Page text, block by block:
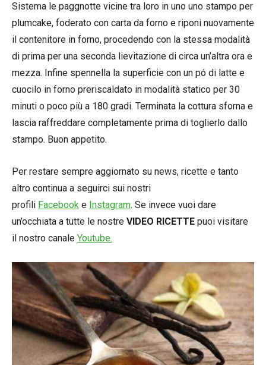
Sistema le paggnotte vicine tra loro in uno uno stampo per
plumcake, foderato con carta da forno e riponi nuovamente
il contenitore in forno, procedendo con la stessa modalità
di prima per una seconda lievitazione di circa un’altra ora e
mezza. Infine spennella la superficie con un pó di latte e
cuocilo in forno preriscaldato in modalità statico per 30
minuti o poco più a 180 gradi. Terminata la cottura sforna e
lascia raffreddare completamente prima di toglierlo dallo
stampo. Buon appetito.
Per restare sempre aggiornato su news, ricette e tanto
altro continua a seguirci sui nostri
profili Facebook e Instagram. Se invece vuoi dare
un’occhiata a tutte le nostre VIDEO RICETTE puoi visitare
il nostro canale Youtube.